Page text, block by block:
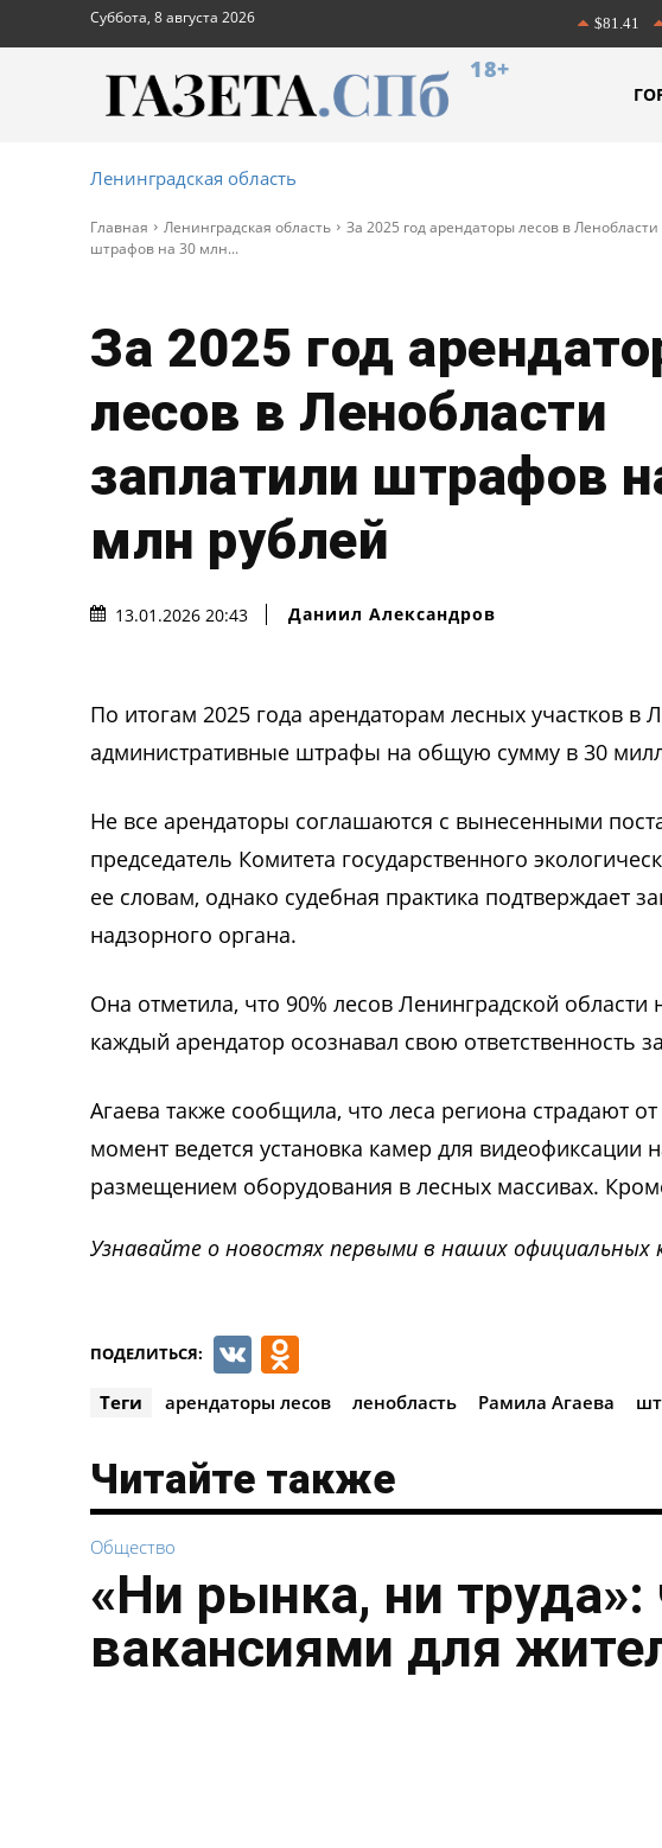
Суббота, 8 августа 2026 $81.41
18+
Ленинградская область
Главная Ленинградская область
За 2025 год арендаторы лесов в
штрафов на 30 млн...
За 2025 год
лесов в Ленобласти
заплатили штрафов
млн рублей
13.01.2026 20:43 Даниил Александров
По итогам 2025 года арендаторам лесных участков
административные штрафы на общую сумму в 30
Не все арендаторы соглашаются с вынесенными
председатель Комитета государственного
ее словам, однако судебная практика подтверждает
надзорного органа.
Она отметила, что 90% лесов Ленинградской
каждый арендатор осознавал свою ответственность
Агаева также сообщила, что леса региона страдают
момент ведется установка камер для видеофиксации
размещением оборудования в лесных массивах.
Узнавайте о новостях первыми в наших официальных
ПОДЕЛИТЬСЯ: VK
Теги арендаторы лесов ленобласть Рамила Агаева
Читайте также
Общество
«Ни рынка, ни труда»:
вакансиями для